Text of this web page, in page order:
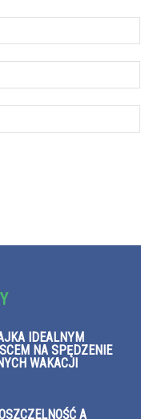
IDEALNYM
NA SPĘDZENIE
WAKACJI
A